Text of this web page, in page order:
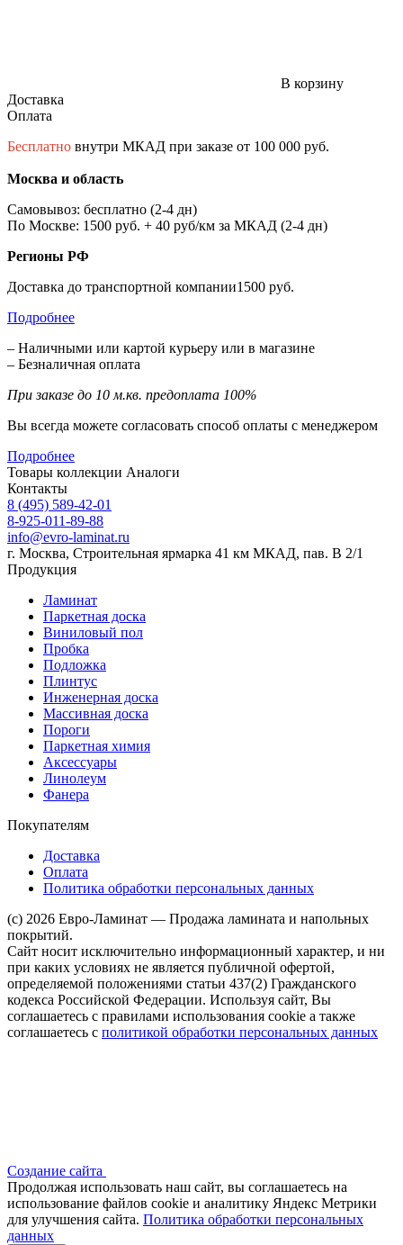
В корзину
Доставка
Оплата
Бесплатно внутри МКАД при заказе от 100 000 руб.
Москва и область
Самовывоз: бесплатно (2-4 дн)
По Москве: 1500 руб. + 40 руб/км за МКАД (2-4 дн)
Регионы РФ
Доставка до транспортной компании1500 руб.
Подробнее
– Наличными или картой курьеру или в магазине
– Безналичная оплата
При заказе до 10 м.кв. предоплата 100%
Вы всегда можете согласовать способ оплаты с менеджером
Подробнее
Товары коллекции Аналоги
Контакты
8 (495) 589-42-01
8-925-011-89-88
info@evro-laminat.ru
г. Москва, Строительная ярмарка 41 км МКАД, пав. В 2/1
Продукция
Ламинат
Паркетная доска
Виниловый пол
Пробка
Подложка
Плинтус
Инженерная доска
Массивная доска
Пороги
Паркетная химия
Аксессуары
Линолеум
Фанера
Покупателям
Доставка
Оплата
Политика обработки персональных данных
(c) 2026 Евро-Ламинат — Продажа ламината и напольных
покрытий.
Сайт носит исключительно информационный характер, и ни
при каких условиях не является публичной офертой,
определяемой положениями статьи 437(2) Гражданского
кодекса Российской Федерации. Используя сайт, Вы
соглашаетесь с правилами использования cookie а также
соглашаетесь с политикой обработки персональных данных
Создание сайта
Продолжая использовать наш сайт, вы соглашаетесь на
использование файлов сооkіе и аналитику Яндекс Метрики
для улучшения сайта. Политика обработки персональных
данных